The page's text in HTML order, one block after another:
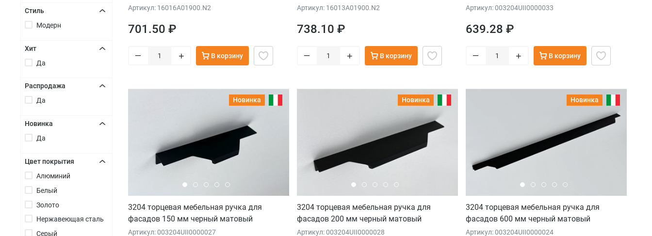
Стиль
Модерн
Хит
Да
Распродажа
Да
Новинка
Да
Цвет покрытия
Алюминий
Белый
Золото
Нержавеющая сталь
Серый
Артикул: 16016A01900.N2
701.50 ₽
– + В корзину
Артикул: 16013A01900.N2
738.10 ₽
– + В корзину
Артикул: 003204UII0000033
639.28 ₽
– + В корзину
Новинка
3204 торцевая мебельная ручка для
фасадов 150 мм черный матовый
Артикул: 003204UII0000027
Новинка
3204 торцевая мебельная ручка для
фасадов 200 мм черный матовый
Артикул: 003204UII0000028
Новинка
3204 торцевая мебельная ручка для
фасадов 600 мм черный матовый
Артикул: 003204UII0000024